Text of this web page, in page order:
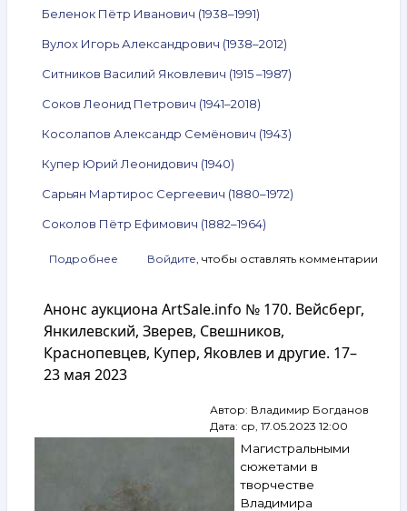
Беленок Пётр Иванович (1938–1991)
Вулох Игорь Александрович (1938–2012)
Ситников Василий Яковлевич (1915 –1987)
Соков Леонид Петрович (1941–2018)
Косолапов Александр Семёнович (1943)
Купер Юрий Леонидович (1940)
Сарьян Мартирос Сергеевич (1880–1972)
Соколов Пётр Ефимович (1882–1964)
Подробнее
ArtSale.info
№ 182.
Рабин,
Немухин,
Калинин,
Беленок,
Соков,
Войдите , чтобы оставлять комментарии
Анонс аукциона ArtSale.info № 170. Вейсберг,
Янкилевский, Зверев, Свешников,
Краснопевцев, Купер, Яковлев и другие. 17–
23 мая 2023
Автор: Владимир Богданов
Дата: ср, 17.05.2023 12:00
Магистральными
сюжетами в
творчестве
Владимира